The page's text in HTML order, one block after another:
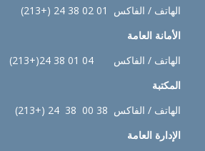
الهاتف / الفاكس 01 02 38 24 (+213)
الأمانة العامة
الهاتف / الفاكس 04 01 38 24(+213)
المكتبة
الهاتف / الفاكس 38 00 38 24 (+213)
الإدارة العامة